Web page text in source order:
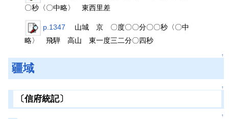
〇秒〈〇中略〉 東西里差
p.1347 山城 京 〇度〇〇分〇〇秒〈〇中
略〉 飛騨 高山 東一度三二分〇四秒
↑
疆域
↑
〔信府統記〕
↑